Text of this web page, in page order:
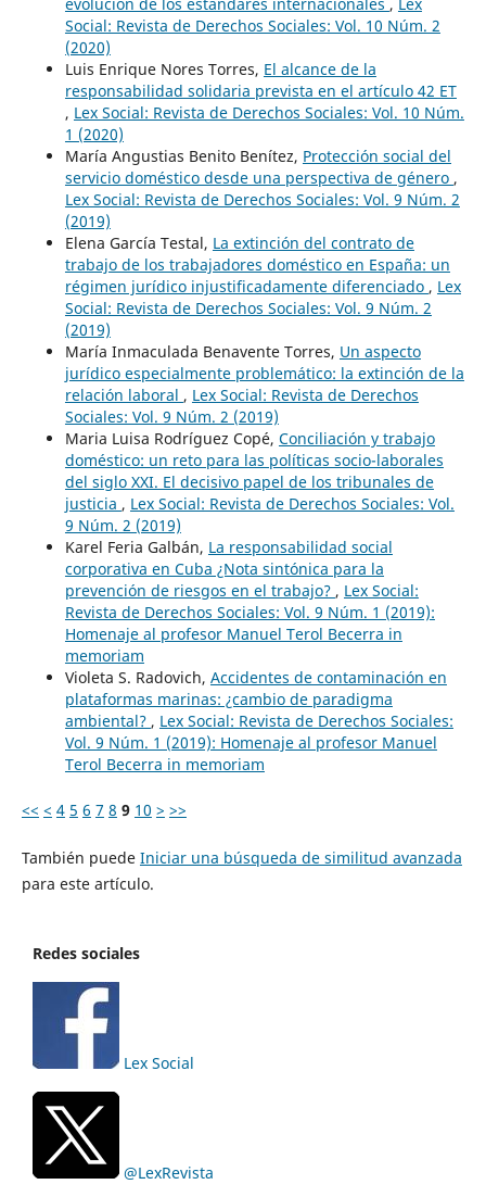
evolución de los estándares internacionales , Lex
Social: Revista de Derechos Sociales: Vol. 10 Núm. 2
(2020)
Luis Enrique Nores Torres, El alcance de la
responsabilidad solidaria prevista en el artículo 42 ET
, Lex Social: Revista de Derechos Sociales: Vol. 10 Núm.
1 (2020)
María Angustias Benito Benítez, Protección social del
servicio doméstico desde una perspectiva de género ,
Lex Social: Revista de Derechos Sociales: Vol. 9 Núm. 2
(2019)
Elena García Testal, La extinción del contrato de
trabajo de los trabajadores doméstico en España: un
régimen jurídico injustificadamente diferenciado , Lex
Social: Revista de Derechos Sociales: Vol. 9 Núm. 2
(2019)
María Inmaculada Benavente Torres, Un aspecto
jurídico especialmente problemático: la extinción de la
relación laboral , Lex Social: Revista de Derechos
Sociales: Vol. 9 Núm. 2 (2019)
Maria Luisa Rodríguez Copé, Conciliación y trabajo
doméstico: un reto para las políticas socio-laborales
del siglo XXI. El decisivo papel de los tribunales de
justicia , Lex Social: Revista de Derechos Sociales: Vol.
9 Núm. 2 (2019)
Karel Feria Galbán, La responsabilidad social
corporativa en Cuba ¿Nota sintónica para la
prevención de riesgos en el trabajo? , Lex Social:
Revista de Derechos Sociales: Vol. 9 Núm. 1 (2019):
Homenaje al profesor Manuel Terol Becerra in
memoriam
Violeta S. Radovich, Accidentes de contaminación en
plataformas marinas: ¿cambio de paradigma
ambiental? , Lex Social: Revista de Derechos Sociales:
Vol. 9 Núm. 1 (2019): Homenaje al profesor Manuel
Terol Becerra in memoriam
<< < 4 5 6 7 8 9 10 > >>
También puede Iniciar una búsqueda de similitud avanzada
para este artículo.
Redes sociales
Lex Social
@LexRevista